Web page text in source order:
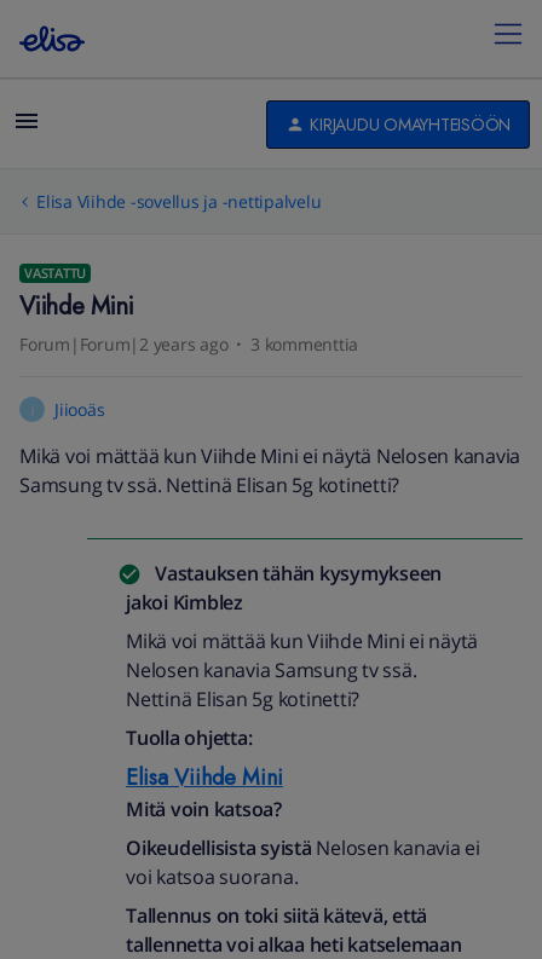
KIRJAUDU OMAYHTEISÖÖN
Elisa Viihde -sovellus ja -nettipalvelu
VASTATTU
Viihde Mini
Forum|Forum|2 years ago 3 kommenttia
Jiiooäs
Mikä voi mättää kun Viihde Mini ei näytä Nelosen kanavia
Samsung tv ssä. Nettinä Elisan 5g kotinetti?
Vastauksen tähän kysymykseen
jakoi Kimblez
Mikä voi mättää kun Viihde Mini ei näytä
Nelosen kanavia Samsung tv ssä.
Nettinä Elisan 5g kotinetti?
Tuolla ohjetta:
Elisa Viihde Mini
Mitä voin katsoa?
Oikeudellisista syistä Nelosen kanavia ei
voi katsoa suorana.
Tallennus on toki siitä kätevä, että
tallennetta voi alkaa heti katselemaan